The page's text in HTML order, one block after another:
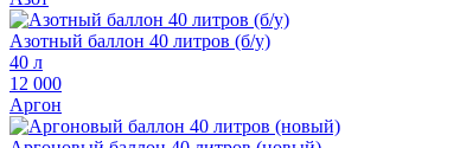
Азотный баллон 40 литров (б/у)
40 л
12 000
Аргон